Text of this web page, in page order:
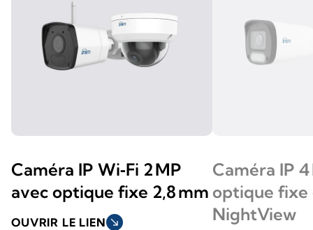
Caméra IP Wi‑Fi 2 MP
avec optique fixe 2,8 mm
OUVRIR LE LIEN south_east
Caméra IP
optique fixe
NightView